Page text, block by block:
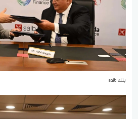
بنك saib